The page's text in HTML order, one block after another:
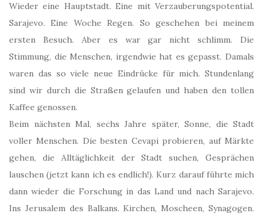
Wieder eine Hauptstadt. Eine mit Verzauberungspotential.
Sarajevo. Eine Woche Regen. So geschehen bei meinem
ersten Besuch. Aber es war gar nicht schlimm. Die
Stimmung, die Menschen, irgendwie hat es gepasst. Damals
waren das so viele neue Eindrücke für mich. Stundenlang
sind wir durch die Straßen gelaufen und haben den tollen
Kaffee genossen.
Beim nächsten Mal, sechs Jahre später, Sonne, die Stadt
voller Menschen. Die besten Cevapi probieren, auf Märkte
gehen, die Alltäglichkeit der Stadt suchen, Gesprächen
lauschen (jetzt kann ich es endlich!). Kurz darauf führte mich
dann wieder die Forschung in das Land und nach Sarajevo.
Ins Jerusalem des Balkans. Kirchen, Moscheen, Synagogen.